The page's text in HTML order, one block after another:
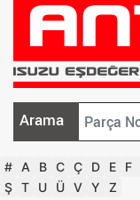
Arama
# A B C Ç D E F
Ş T U Ü V Y Z